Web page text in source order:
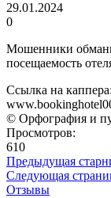
29.01.2024
0
Мошенники
посещаемость
Ссылка на каппера:
© Орфография и
Просмотров:
610
Предыдущая
Следующая
Отзывы